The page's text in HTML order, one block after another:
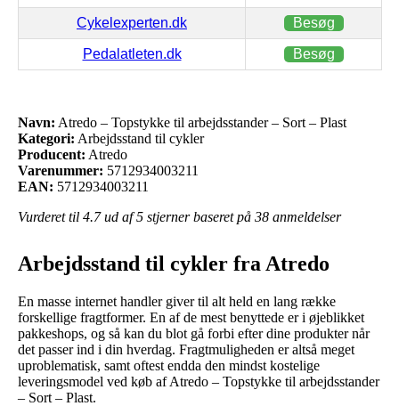
Cykelexperten.dk Besøg
Pedalatleten.dk Besøg
Navn: Atredo – Topstykke til arbejdsstander – Sort – Plast
Kategori: Arbejdsstand til cykler
Producent: Atredo
Varenummer: 5712934003211
EAN: 5712934003211
Vurderet til 4.7ud af 5 stjerner baseret på 38 anmeldelser
Arbejdsstand til cykler fra Atredo
En masse internet handler giver til alt held en lang række
forskellige fragtformer. En af de mest benyttede er i øjeblikket
pakkeshops, og så kan du blot gå forbi efter dine produkter når
det passer ind i din hverdag. Fragtmuligheden er altså meget
uproblematisk, samt oftest endda den mindst kostelige
leveringsmodel ved køb af Atredo – Topstykke til arbejdsstander
– Sort – Plast.